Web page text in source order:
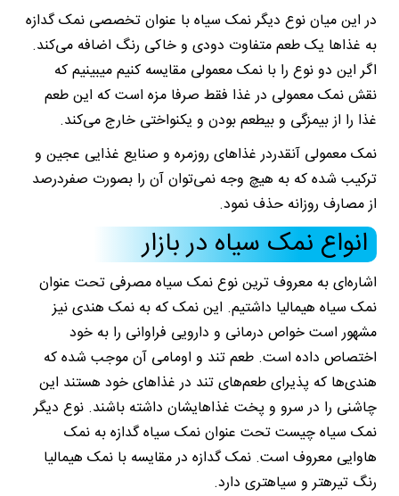
در این میان نوع دیگر نمک سیاه با عنوان تخصصی نمک گدازه
به غذاها یک طعم متفاوت دودی و خاکی رنگ اضافه می‌کند.
اگر این دو نوع را با نمک معمولی مقایسه کنیم میبینیم که
نقش نمک معمولی در غذا فقط صرفا مزه است که این طعم
غذا را از بیمزگی و بیطعم بودن و یکنواختی خارج می‌کند.
نمک معمولی آنقدردر غذاهای روزمره و صنایع غذایی عجین و
ترکیب شده که به هیچ وجه نمی‌توان آن را بصورت صفردرصد
از مصارف روزانه حذف نمود.
انواع نمک سیاه در بازار
اشاره‌ای به معروف ترین نوع نمک سیاه مصرفی تحت عنوان
نمک سیاه هیمالیا داشتیم. این نمک که به نمک هندی نیز
مشهور است خواص درمانی و دارویی فراوانی را به خود
اختصاص داده است. طعم تند و اومامی آن موجب شده که
هندی‌ها که پذیرای طعم‌های تند در غذاهای خود هستند این
چاشنی را در سرو و پخت غذاهایشان داشته باشند. نوع دیگر
نمک سیاه چیست تحت عنوان نمک سیاه گدازه به نمک
هاوایی معروف است. نمک گدازه در مقایسه با نمک هیمالیا
رنگ تیرهتر و سیاهتری دارد.